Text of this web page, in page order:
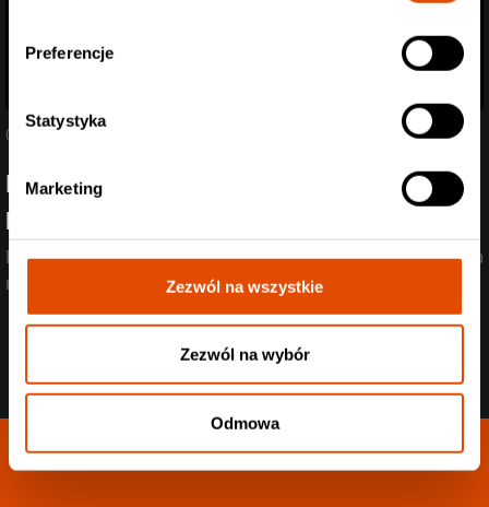
Preferencje
Statystyka
Marketing
Zezwól na wszystkie
Zezwól na wybór
Odmowa
05.08.2026
Poznaliśmy support Spineshank i Hed PE! Przed
headlinerami wystąpią Mü
Post-rock, przebojowe refreny i death metal w jednym? Dla nich to
nie problem!